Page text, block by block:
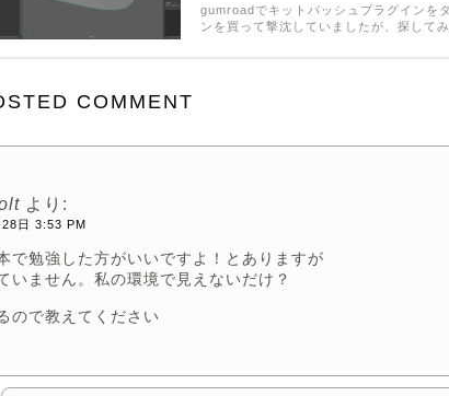
gumroadでキットバッシュプラグインを
ンを買って撃沈していましたが、探して
COMMENT
より:
日 3:53 PM
で勉強した方がいいですよ！とありますが
いません。私の環境で見えないだけ？
ので教えてください